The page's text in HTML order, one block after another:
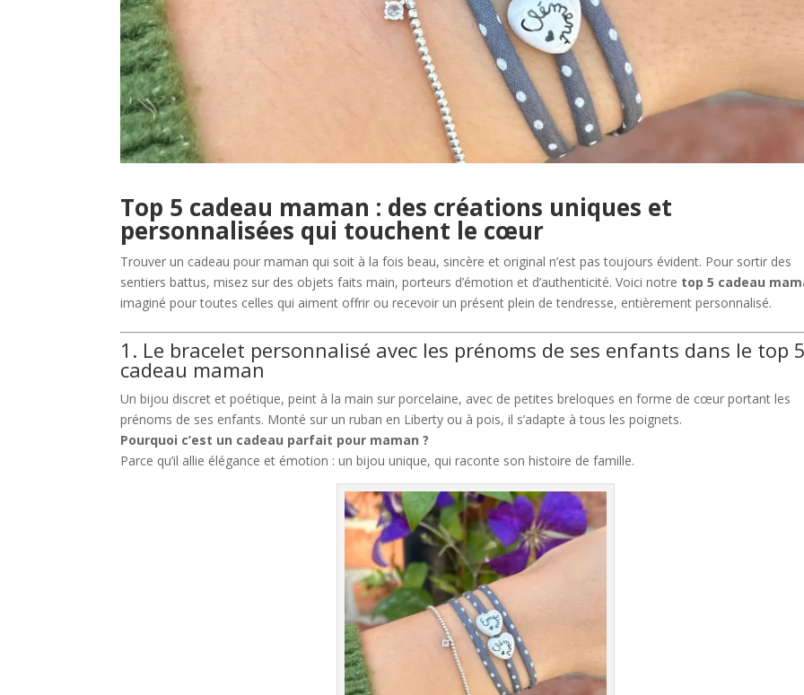
Top 5 cadeau maman : des créations uniques et
personnalisées qui touchent le cœur
Trouver un cadeau pour maman qui soit à la fois beau, sincère et original n’est pas toujours évident. Pour sortir des
sentiers battus, misez sur des objets faits main, porteurs d’émotion et d’authenticité. Voici notre top 5 cadeau
imaginé pour toutes celles qui aiment offrir ou recevoir un présent plein de tendresse, entièrement personnalisé.
1. Le bracelet personnalisé avec les prénoms de ses enfants dans le top
cadeau maman
Un bijou discret et poétique, peint à la main sur porcelaine, avec de petites breloques en forme de cœur portant les
prénoms de ses enfants. Monté sur un ruban en Liberty ou à pois, il s’adapte à tous les poignets.
Pourquoi c’est un cadeau parfait pour maman ?
Parce qu’il allie élégance et émotion : un bijou unique, qui raconte son histoire de famille.